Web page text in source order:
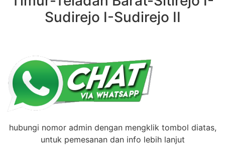
Sudirejo I-Sudirejo II
hubungi nomor admin dengan mengklik tombol diatas,
untuk pemesanan dan info lebih lanjut